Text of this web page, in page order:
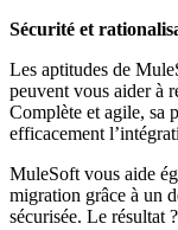
Sécurité et
Les aptitudes de
peuvent vous aider à
Complète et agile, sa
efficacement
MuleSoft vous aide
migration grâce à un
sécurisée. Le résultat